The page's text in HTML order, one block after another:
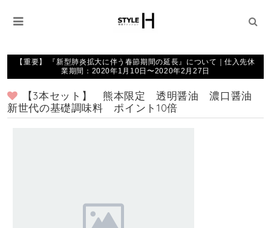
【重要】 『新型肺炎拡大に伴う春節期間の延長』について｜仕入先休
業期間：2020年1月10日〜2020年2月27日
【3本セット】 熊本限定 透明醤油 濃口醤油
新世代の基礎調味料 ポイント10倍